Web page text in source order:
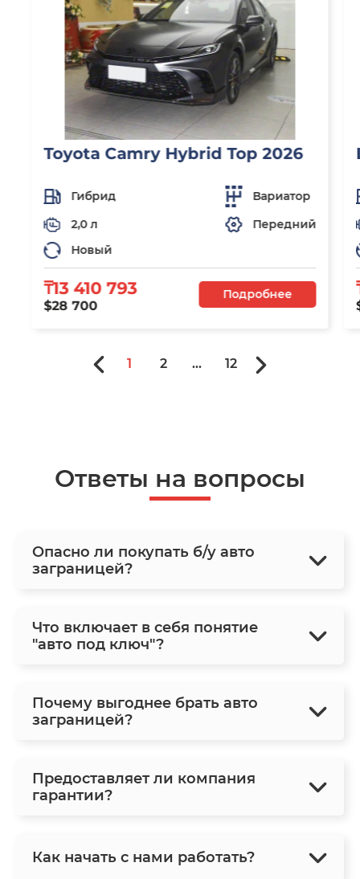
Toyota Camry Hybrid Top 2026
Гибрид
Вариатор
2,0 л
Передний
Новый
₸13 410 793
$28 700
Подробнее
1 2 ... 12
Ответы на вопросы
Опасно ли покупать б/у авто
заграницей?
Что включает в себя понятие
"авто под ключ"?
Почему выгоднее брать авто
заграницей?
Предоставляет ли компания
гарантии?
Как начать с нами работать?